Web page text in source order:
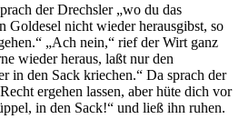
der Drechsler „wo du das
Goldesel nicht wieder herausgibst, so
„Ach nein,“ rief der Wirt ganz
wieder heraus, laßt nur den
in den Sack kriechen.“ Da sprach der
ergehen lassen, aber hüte dich vor
in den Sack!“ und ließ ihn ruhen.